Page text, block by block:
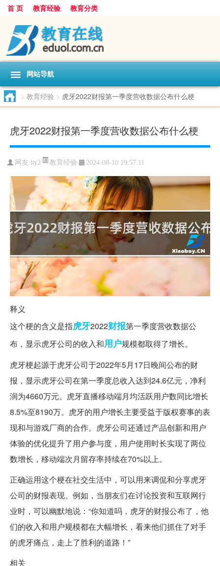
首 页 教育经验 教育分类
网站导航
> 教育经验 > 虎牙2022财报第一季度营收数据公布什么梗
虎牙2022财报第一季度营收数据公布什么梗
网友:hy2 教育经验 2024-08-10 19:57:11
释义
这个梗的含义是指虎牙2022财报第一季度营收数据公
布，显示虎牙公司的收入和用户规模都取得了增长。
虎牙梗起源于虎牙公司于2022年5月17日晚间公布的财
报，显示虎牙公司在第一季度总收入达到24.6亿元，净利
润为4660万元。虎牙直播移动端月均活跃用户数同比增长
8.5%至8190万。虎牙的用户增长主要受益于版权赛事的表
现和与游戏厂商的合作。虎牙公司还通过产品创新和用户
体验的优化提升了用户参与度，用户使用时长实现了两位
数增长，移动端次月留存率持续在70%以上。
正确运用这个梗在社交生活中，可以用来调侃和分享虎牙
公司的财报表现。例如，当朋友们在讨论投资和互联网行
业时，可以幽默地说：“你知道吗，虎牙的财报公布了，他
们的收入和用户规模都在大幅增长，看来他们抓住了对手
的虎牙痛点，走上了胜利的道路！”
相关